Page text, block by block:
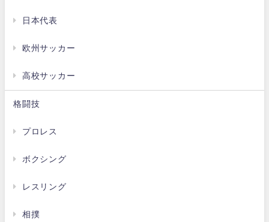
日本代表
欧州サッカー
高校サッカー
格闘技
プロレス
ボクシング
レスリング
相撲